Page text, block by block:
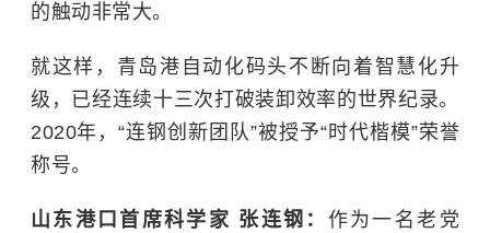
的触动非常大。
就这样，青岛港自动化码头不断向着智慧化升
级，已经连续十三次打破装卸效率的世界纪录。
2020年，“连钢创新团队”被授予“时代楷模”荣誉
称号。
山东港口首席科学家 张连钢： 作为一名老党